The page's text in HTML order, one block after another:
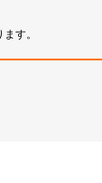
す。